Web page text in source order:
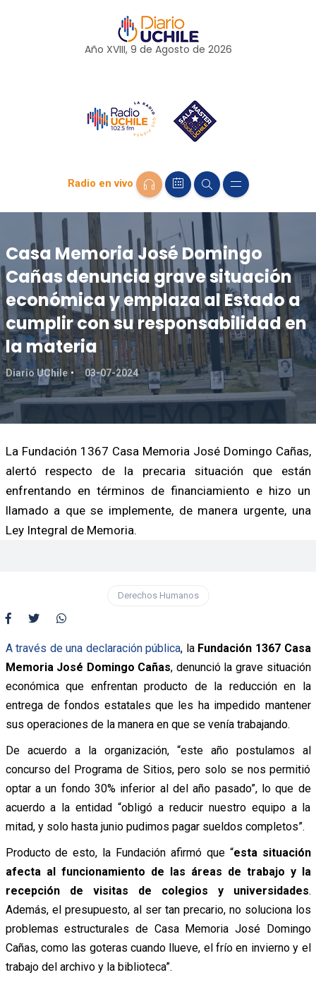
Año XVIII, 9 de Agosto de 2026
Radio en vivo
Casa Memoria José Domingo
Cañas denuncia grave situación
económica y emplaza al Estado a
cumplir con su responsabilidad en
la materia
Diario UChile 03-07-2024
La Fundación 1367 Casa Memoria José Domingo Cañas,
alertó respecto de la precaria situación que están
enfrentando en términos de financiamiento e hizo un
llamado a que se implemente, de manera urgente, una
Ley Integral de Memoria.
Derechos Humanos
A través de una declaración pública, la Fundación 1367 Casa
Memoria José Domingo Cañas, denunció la grave situación
económica que enfrentan producto de la reducción en la
entrega de fondos estatales que les ha impedido mantener
sus operaciones de la manera en que se venía trabajando.
De acuerdo a la organización, “este año postulamos al
concurso del Programa de Sitios, pero solo se nos permitió
optar a un fondo 30% inferior al del año pasado”, lo que de
acuerdo a la entidad “obligó a reducir nuestro equipo a la
mitad, y solo hasta junio pudimos pagar sueldos completos”.
Producto de esto, la Fundación afirmó que “esta situación
afecta al funcionamiento de las áreas de trabajo y la
recepción de visitas de colegios y universidades.
Además, el presupuesto, al ser tan precario, no soluciona los
problemas estructurales de Casa Memoria José Domingo
Cañas, como las goteras cuando llueve, el frío en invierno y el
trabajo del archivo y la biblioteca”.